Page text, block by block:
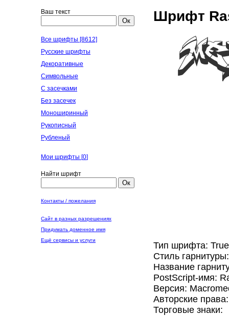
Ваш текст
Ок
Все шрифты [8612]
Русские шрифты
Декоративные
Символьные
С засечками
Без засечек
Моноширинный
Рукописный
Рубленый
Мои шрифты [0]
Найти шрифт
Ок
Контакты / пожелания
Сайт в разных разрешениях
Придумать доменное имя
Ещё сервисы и услуги
Шрифт
Тип шрифта:
Стиль
Название
PostScript-имя:
Версия:
Авторские
Торговые знаки: